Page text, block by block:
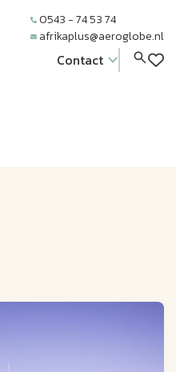
0543 - 74 53 74
afrikaplus@aeroglobe.nl
Contact